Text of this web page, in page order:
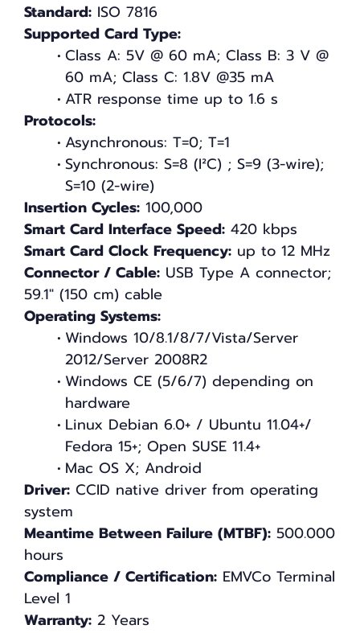
Standard: ISO 7816
Supported Card Type:
Class A: 5V @ 60 mA; Class B: 3 V @
60 mA; Class C: 1.8V @35 mA
ATR response time up to 1.6 s
Protocols:
Asynchronous: T=0; T=1
Synchronous: S=8 (I²C) ; S=9 (3-wire);
S=10 (2-wire)
Insertion Cycles: 100,000
Smart Card Interface Speed: 420 kbps
Smart Card Clock Frequency: up to 12 MHz
Connector / Cable: USB Type A connector;
59.1" (150 cm) cable
Operating Systems:
Windows 10/8.1/8/7/Vista/Server
2012/Server 2008R2
Windows CE (5/6/7) depending on
hardware
Linux Debian 6.0+ / Ubuntu 11.04+/
Fedora 15+; Open SUSE 11.4+
Mac OS X; Android
Driver: CCID native driver from operating
system
Meantime Between Failure (MTBF): 500.000
hours
Compliance / Certification: EMVCo Terminal
Level 1
Warranty: 2 Years